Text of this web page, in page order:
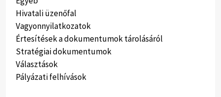
Hivatali üzenőfal
Vagyonnyilatkozatok
Értesítések a dokumentumok tárolásáról
Stratégiai dokumentumok
Választások
Pályázati felhívások